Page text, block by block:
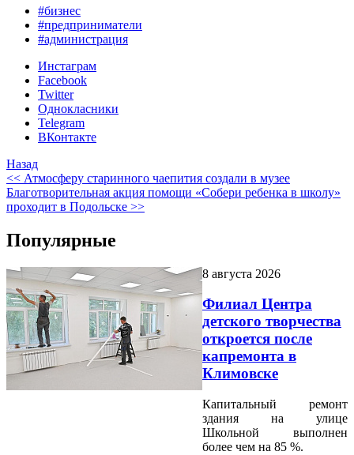
#бизнес
#предприниматели
#администрация
Инстаграм
Facebook
Twitter
Однокласники
Telegram
ВКонтакте
Назад
<< Атмосферу старинного чаепития создали в музее
Благотворительная акция помощи «Собери ребенка в школу»
проходит в Подольске >>
Популярные
8 августа 2026
Филиал Центра
детского творчества
откроется после
капремонта в
Климовске
Капитальный ремонт
здания на улице
Школьной выполнен
более чем на 85 %.